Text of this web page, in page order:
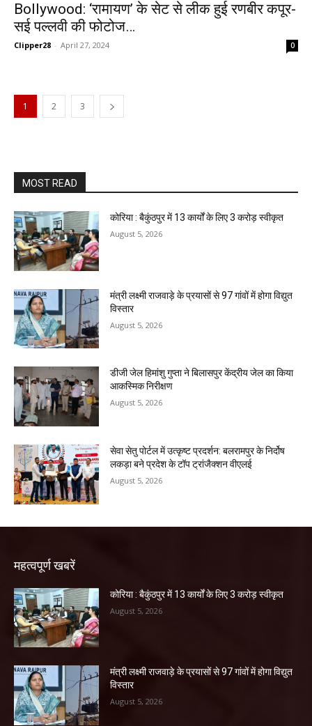
Bollywood: ‘रामायण’ के सेट से लीक हुई रणबीर कपूर-
सई पल्लवी की फोटोज…
Clipper28 - April 27, 2024 0
1 2 3
MOST READ
कोरिया : बैकुंठपुर में 13 कार्यों के लिए 3 करोड़ स्वीकृत
August 5, 2026
मंत्री लक्ष्मी राजवाड़े के प्रयासों से 97 गांवों में होगा विद्युत
विस्तार
August 5, 2026
डीजी जेल हिमांशु गुप्ता ने बिलासपुर केंद्रीय जेल का किया
आकस्मिक निरीक्षण
August 5, 2026
सेवा सेतु पोर्टल में उत्कृष्ट प्रदर्शन: बलरामपुर के निर्दोष
लकड़ा बने प्रदेश के टॉप ट्रांजैक्शन वीएलई
August 5, 2026
महत्वपूर्ण खबरें
कोरिया : बैकुंठपुर में 13 कार्यों के लिए 3 करोड़ स्वीकृत
August 5, 2026
मंत्री लक्ष्मी राजवाड़े के प्रयासों से 97 गांवों में होगा विद्युत
विस्तार
August 5, 2026